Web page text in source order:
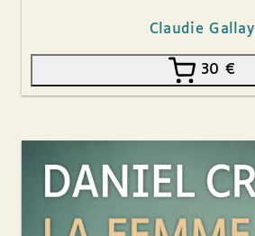
Claudie Gallay
30 €